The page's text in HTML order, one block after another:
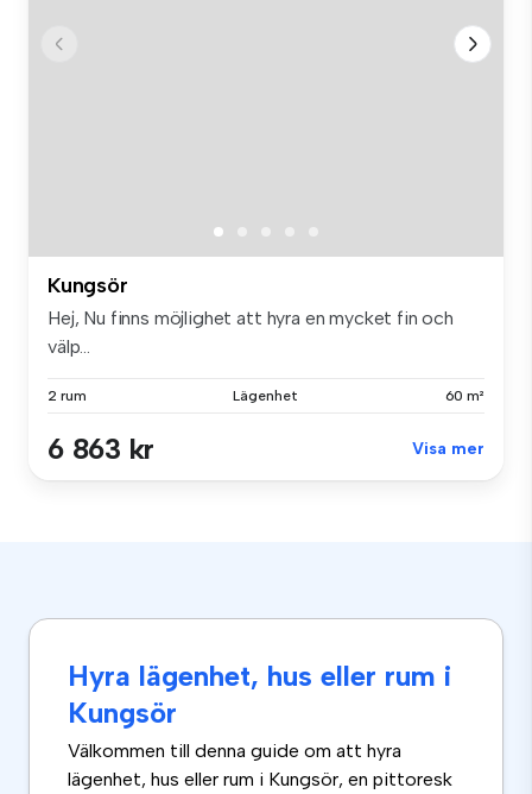
Kungsör
Hej, Nu finns möjlighet att hyra en mycket fin och
välp...
2 rum Lägenhet 60 m²
6 863 kr Visa mer
Hyra lägenhet, hus eller rum i
Kungsör
Välkommen till denna guide om att hyra
lägenhet, hus eller rum i Kungsör, en pittoresk